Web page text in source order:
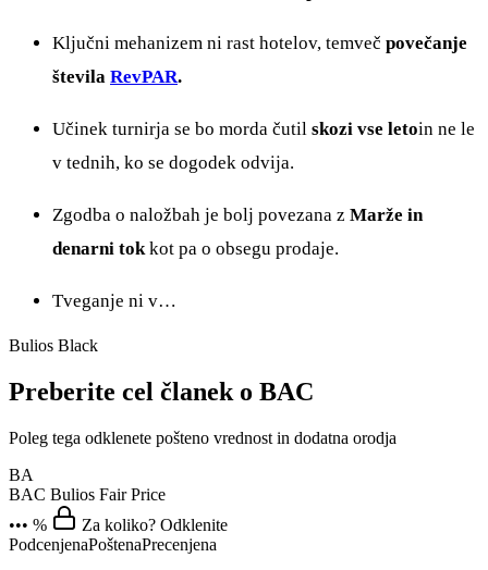
Ključni mehanizem ni rast hotelov, temveč povečanje
števila RevPAR.
Učinek turnirja se bo morda čutil skozi vse letoin ne le
v tednih, ko se dogodek odvija.
Zgodba o naložbah je bolj povezana z Marže in
denarni tokkot pa o obsegu prodaje.
Tveganje ni v…
Bulios Black
Preberite cel članek o BAC
Poleg tega odklenete pošteno vrednost in dodatna orodja
BA
BAC Bulios Fair Price
••• %
Za koliko? Odklenite
PodcenjenaPoštenaPrecenjena